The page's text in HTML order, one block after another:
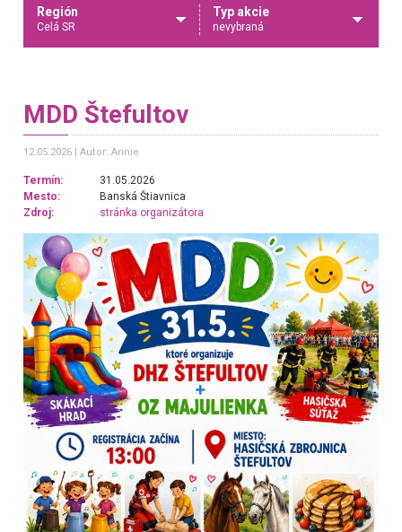
Región
Celá SR
Typ akcie
nevybraná
MDD Štefultov
12.05.2026 Autor: Annie
Termín:
31.05.2026
Mesto:
Banská Štiavnica
Zdroj:
stránka organizátora